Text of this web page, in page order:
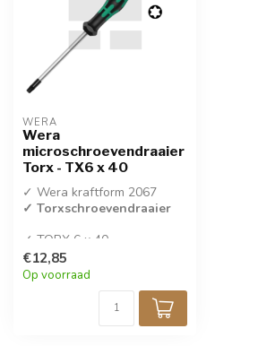
WERA
Wera
microschroevendraaier
Torx - TX6 x 40
✓ Wera kraftform 2067
✓ Torxschroevendraaier
✓ TORX 6 x 40
✓ Per stuk verkocht
€12,85
Op voorraad